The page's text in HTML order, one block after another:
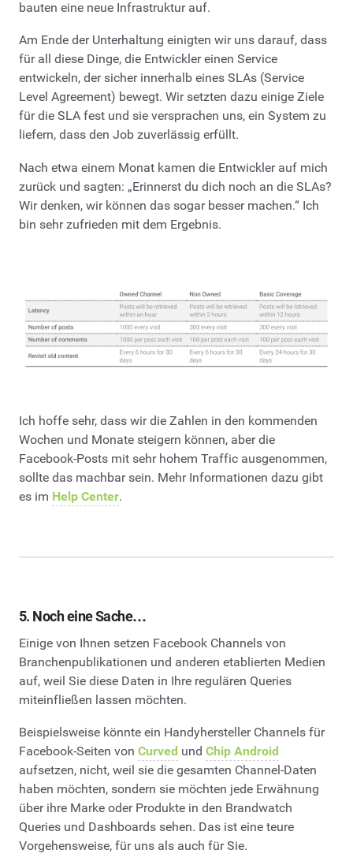
bauten eine neue Infrastruktur auf.
Am Ende der Unterhaltung einigten wir uns darauf, dass
für all diese Dinge, die Entwickler einen Service
entwickeln, der sicher innerhalb eines SLAs (Service
Level Agreement) bewegt. Wir setzten dazu einige Ziele
für die SLA fest und sie versprachen uns, ein System zu
liefern, dass den Job zuverlässig erfüllt.
Nach etwa einem Monat kamen die Entwickler auf mich
zurück und sagten: „Erinnerst du dich noch an die SLAs?
Wir denken, wir können das sogar besser machen.“ Ich
bin sehr zufrieden mit dem Ergebnis.
Ich hoffe sehr, dass wir die Zahlen in den kommenden
Wochen und Monate steigern können, aber die
Facebook-Posts mit sehr hohem Traffic ausgenommen,
sollte das machbar sein. Mehr Informationen dazu gibt
es im Help Center.
5. Noch eine Sache…
Einige von Ihnen setzen Facebook Channels von
Branchenpublikationen und anderen etablierten Medien
auf, weil Sie diese Daten in Ihre regulären Queries
miteinfließen lassen möchten.
Beispielsweise könnte ein Handyhersteller Channels für
Facebook-Seiten von Curved und Chip Android
aufsetzen, nicht, weil sie die gesamten Channel-Daten
haben möchten, sondern sie möchten jede Erwähnung
über ihre Marke oder Produkte in den Brandwatch
Queries und Dashboards sehen. Das ist eine teure
Vorgehensweise, für uns als auch für Sie.